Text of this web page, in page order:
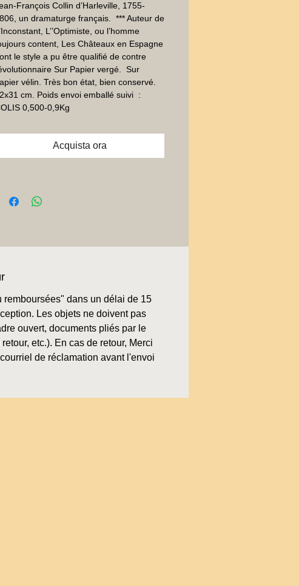
François Collin d’Harleville, 1755-
un dramaturge français.  *** Auteur de
L’’Optimiste, ou l’homme
content, Les Châteaux en Espagne
le style a pu être qualifié de contre
Sur Papier vergé.  Sur
vélin. Très bon état, bien conservé.
cm. Poids envoi emballé suivi  :
0,500-0,9Kg
Acquista ora
remboursées" dans un délai de 15
Les objets ne doivent pas
ouvert, documents pliés par le
etc.). En cas de retour, Merci
de réclamation avant l'envoi